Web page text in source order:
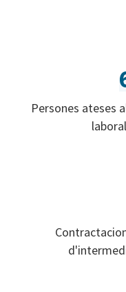
Persones ateses